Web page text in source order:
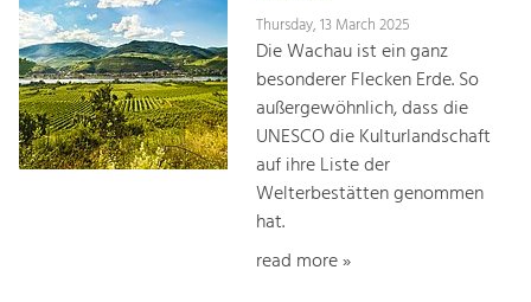
Crafts, Science and Research.
Social Affairs, Education
& Identity
Equality, Youth and Integration.
Climate Change, Public Transport and
Thursday, 13 March 2025
Die Wachau ist ein ganz
besonderer Flecken Erde. So
außergewöhnlich, dass die
UNESCO die Kulturlandschaft
auf ihre Liste der
Welterbestätten genommen
hat.
read more »